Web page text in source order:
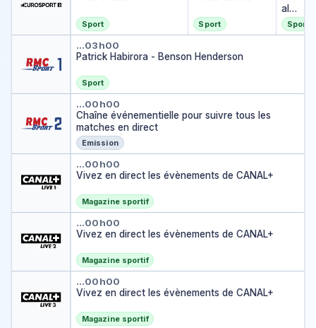
Sport Sport
ale
me
ssi
Sport
Patrick Habirora - Benson
…03h00
Patrick Habirora - Benson Henderson
Sport
Chaîne événementielle pour
…00h00
Chaîne événementielle pour suivre tous les
matches en direct
Emission
Vivez en direct les
…00h00
Vivez en direct les évènements de CANAL+
Magazine sportif
Vivez en direct les
…00h00
Vivez en direct les évènements de CANAL+
Magazine sportif
Vivez en direct les
…00h00
Vivez en direct les évènements de CANAL+
Magazine sportif